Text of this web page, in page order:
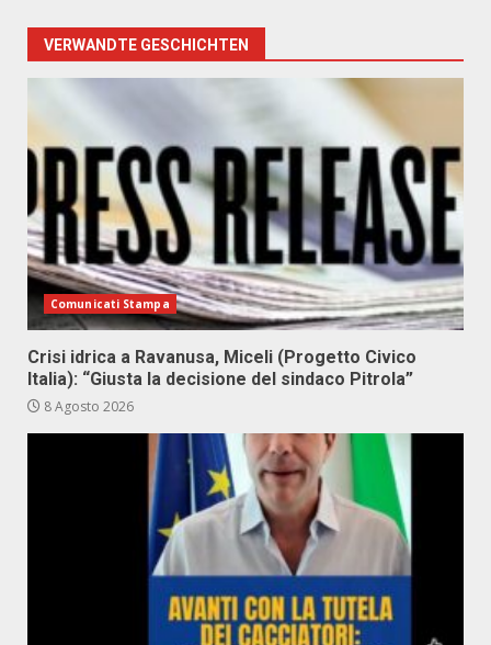
VERWANDTE GESCHICHTEN
Comunicati Stampa
Crisi idrica a Ravanusa, Miceli (Progetto Civico
Italia): “Giusta la decisione del sindaco Pitrola”
8 Agosto 2026